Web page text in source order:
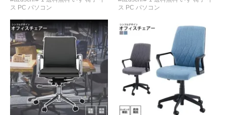
ス PC パソコン
ス PC パソコン